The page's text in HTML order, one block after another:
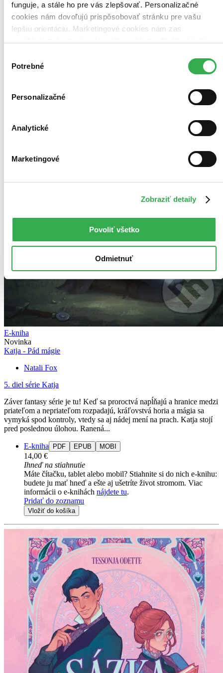
funguje, a stále ho pre vás zlepšovať. Personalizačné
cookies nám dovoľujú prispôsobovať stránku pre vašu
lepšiu orientáciu. Marketingové cookies nám zas
keby sme mohli používať všetky tieto cookies. Ďakujeme!
súhlasu
Potrebné
Personalizačné
Analytické
Marketingové
Zobraziť detaily
Povoliť všetko
Odmietnuť
E-kniha
Novinka
Katja - Pád mágie
Natali Fox
5. diel série Katja
Záver fantasy série je tu! Keď sa proroctvá napĺňajú a hranice medzi
priateľom a nepriateľom rozpadajú, kráľovstvá horia a mágia sa
vymyká spod kontroly, vtedy sa aj nádej mení na prach. Katja stojí
pred poslednou úlohou. Ranená...
E-kniha PDF EPUB MOBI
14,00 €
Ihneď na stiahnutie
Máte čítačku, tablet alebo mobil? Stiahnite si do nich e-knihu:
budete ju mať hneď a ešte aj ušetríte život stromom. Viac
informácii o e-knihách nájdete tu.
Pridať do zoznamu
Vložiť do košíka